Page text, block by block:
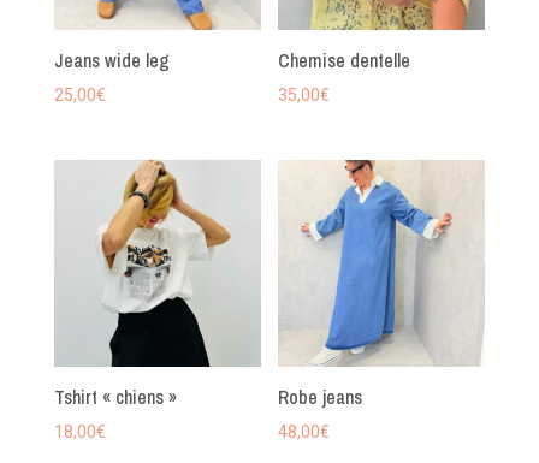
Jeans wide leg
25,00€
Chemise dentelle
35,00€
Tshirt « chiens »
18,00€
Robe jeans
48,00€